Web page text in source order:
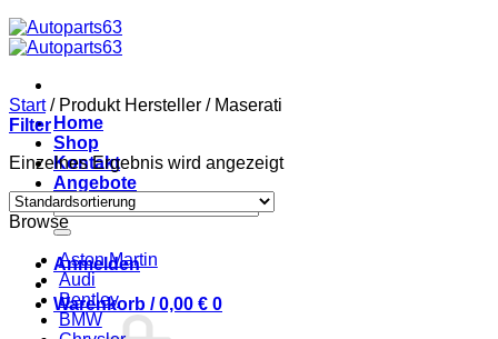
Home
Shop
Kontakt
Angebote
Suchen
nach:
Anmelden
Warenkorb /0,00 € 0
Start /Produkt Hersteller /Maserati
Filter
Einzelnes Ergebnis wird angezeigt
Browse
Aston Martin
Audi
Bentley
BMW